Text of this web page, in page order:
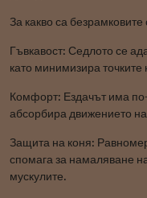
За какво са безрамковите
Гъвкавост: Седлото се
като минимизира точките
Комфорт: Ездачът има
абсорбира движението
Защита на коня:
спомага за намаляване
мускулите.